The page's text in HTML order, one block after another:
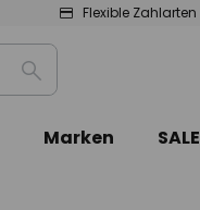
Flexible Zahlarten
Suche
Marken SALE